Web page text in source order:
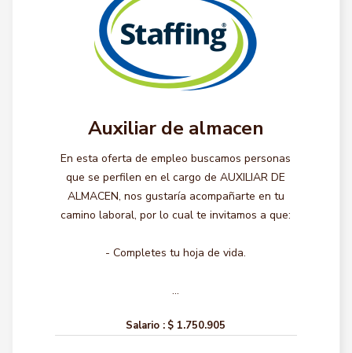
Auxiliar de almacen
En esta oferta de empleo buscamos personas
que se perfilen en el cargo de AUXILIAR DE
ALMACEN, nos gustaría acompañarte en tu
camino laboral, por lo cual te invitamos a que:
- Completes tu hoja de vida.
...
Salario : $ 1.750.905